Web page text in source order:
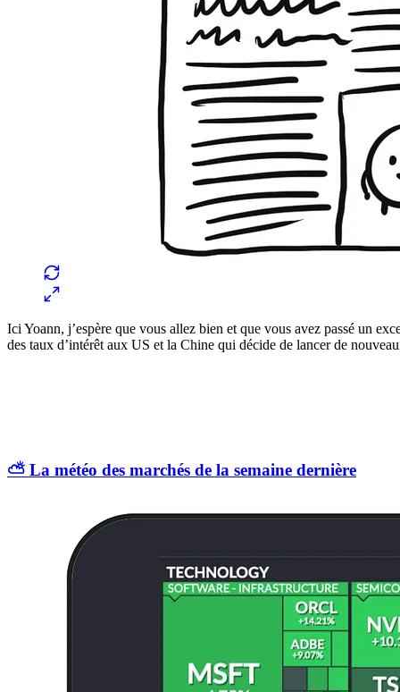
Ici Yoann, j’espère que vous allez bien et que vous avez passé un
des taux d’intérêt aux US et la Chine qui décide de lancer de
⛅️ La météo des marchés de la semaine dernière